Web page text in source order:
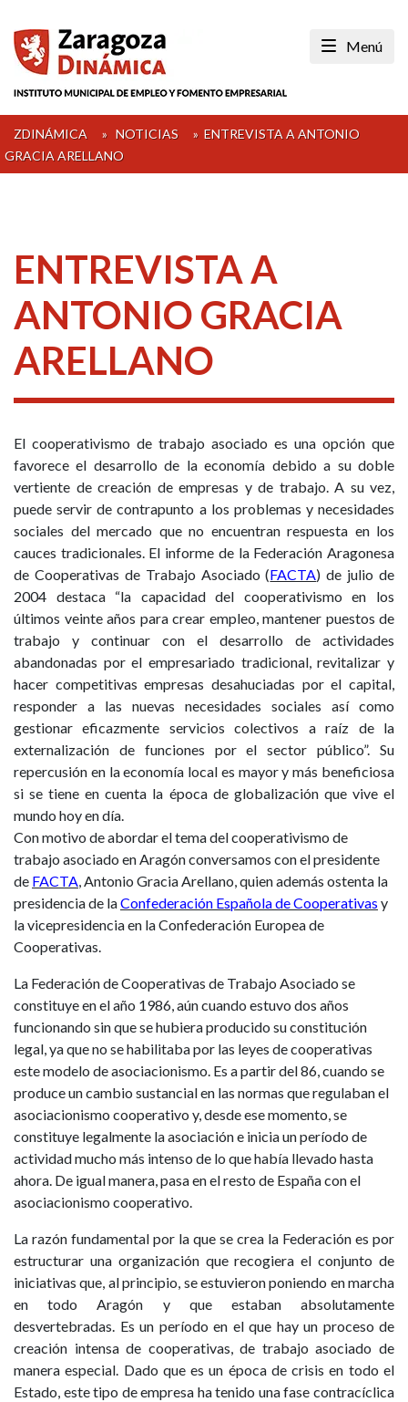
content
Menú
ZDINÁMICA » NOTICIAS » ENTREVISTA A ANTONIO
GRACIA ARELLANO
ENTREVISTA A
ANTONIO GRACIA
ARELLANO
El cooperativismo de trabajo asociado es una opción que
favorece el desarrollo de la economía debido a su doble
vertiente de creación de empresas y de trabajo. A su vez,
puede servir de contrapunto a los problemas y necesidades
sociales del mercado que no encuentran respuesta en los
cauces tradicionales. El informe de la Federación Aragonesa
de Cooperativas de Trabajo Asociado (FACTA) de julio de
2004 destaca “la capacidad del cooperativismo en los
últimos veinte años para crear empleo, mantener puestos de
trabajo y continuar con el desarrollo de actividades
abandonadas por el empresariado tradicional, revitalizar y
hacer competitivas empresas desahuciadas por el capital,
responder a las nuevas necesidades sociales así como
gestionar eficazmente servicios colectivos a raíz de la
externalización de funciones por el sector público”. Su
repercusión en la economía local es mayor y más beneficiosa
si se tiene en cuenta la época de globalización que vive el
mundo hoy en día.
Con motivo de abordar el tema del cooperativismo de
trabajo asociado en Aragón conversamos con el presidente
de FACTA, Antonio Gracia Arellano, quien además ostenta la
presidencia de laConfederación Española de Cooperativas y
la vicepresidencia en la Confederación Europea de
Cooperativas.
La Federación de Cooperativas de Trabajo Asociado se
constituye en el año 1986, aún cuando estuvo dos años
funcionando sin que se hubiera producido su constitución
legal, ya que no se habilitaba por las leyes de cooperativas
este modelo de asociacionismo. Es a partir del 86, cuando se
produce un cambio sustancial en las normas que regulaban el
asociacionismo cooperativo y, desde ese momento, se
constituye legalmente la asociación e inicia un período de
actividad mucho más intenso de lo que había llevado hasta
ahora. De igual manera, pasa en el resto de España con el
asociacionismo cooperativo.
La razón fundamental por la que se crea la Federación es por
estructurar una organización que recogiera el conjunto de
iniciativas que, al principio, se estuvieron poniendo en marcha
en todo Aragón y que estaban absolutamente
desvertebradas. Es un período en el que hay un proceso de
creación intensa de cooperativas, de trabajo asociado de
manera especial. Dado que es un época de crisis en todo el
Estado, este tipo de empresa ha tenido una fase contracíclica